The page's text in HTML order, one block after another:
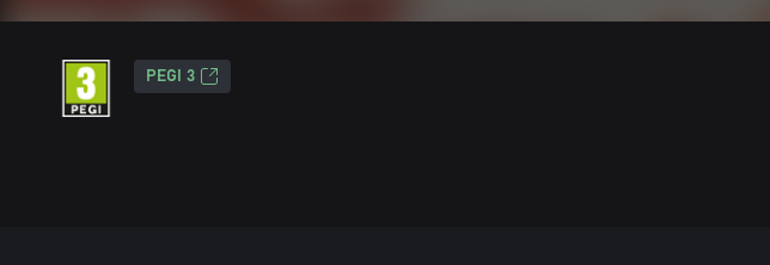
PEGI 3